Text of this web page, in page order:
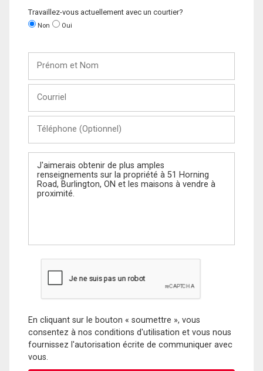
Travaillez-vous actuellement avec un courtier?
Non Oui
Nom
(Optionnel)
Message
En cliquant sur le bouton « soumettre », vous
consentez à nos conditions d'utilisation et vous nous
fournissez l'autorisation écrite de communiquer avec
vous.